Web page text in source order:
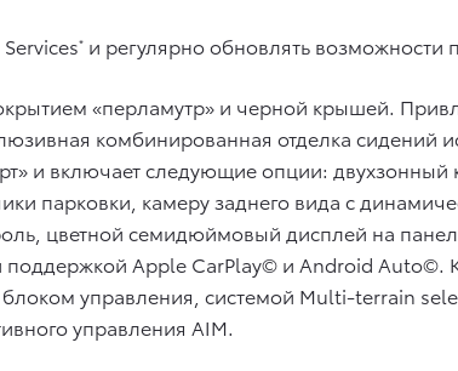
* и регулярно обновлять возможности
«перламутр» и черной крышей.
комбинированная отделка сидений
и включает следующие опции: двухзонный
парковки, камеру заднего вида с
цветной семидюймовый дисплей на
Apple CarPlay© и Android Auto©.
управления, системой Multi-terrain
управления AIM.